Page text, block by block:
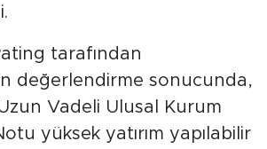
tarafından
değerlendirme sonucunda,
Vadeli Ulusal Kurum
yüksek yatırım yapılabilir